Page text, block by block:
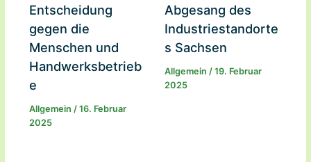
Entscheidung
gegen die
Menschen und
Handwerksbetrieb
e
Allgemein / 16. Februar
2025
Abgesang des
Industriestandorte
s Sachsen
Allgemein / 19. Februar
2025